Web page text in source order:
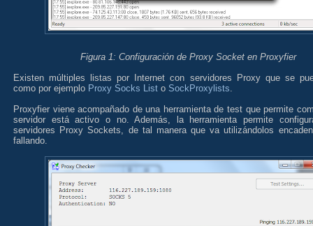
Figura 1: Configuración de Proxy Socket en Proxyfier
Existen múltiples listas por Internet con servidores Proxy que se
como por ejemplo Proxy Socks List o SockProxylists
Proxyfier viene acompañado de una herramienta de test que permite
servidor está activo o no. Además, la herramienta permite
servidores Proxy Sockets, de tal manera que va utilizándolos
fallando.